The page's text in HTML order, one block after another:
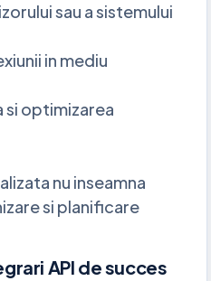
sau a sistemului
in mediu
si optimizarea
nu inseamna
si planificare
API de succes